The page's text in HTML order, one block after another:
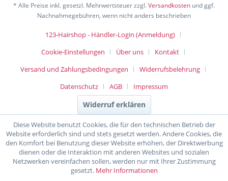
* Alle Preise inkl. gesetzl. Mehrwertsteuer zzgl.Versandkosten und ggf.
Nachnahmegebühren, wenn nicht anders beschrieben
123-Hairshop - Händler-Login (Anmeldung)
Cookie-Einstellungen
Über uns
Kontakt
Versand und Zahlungsbedingungen
Widerrufsbelehrung
Datenschutz
AGB Impressum
Widerruf erklären
Diese Website benutzt Cookies, die für den technischen Betrieb der
Website erforderlich sind und stets gesetzt werden. Andere Cookies, die
den Komfort bei Benutzung dieser Website erhöhen, der Direktwerbung
dienen oder die Interaktion mit anderen Websites und sozialen
Netzwerken vereinfachen sollen, werden nur mit Ihrer Zustimmung
gesetzt. Mehr Informationen